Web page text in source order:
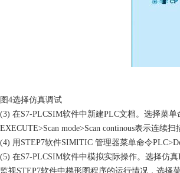
图 4选择仿真调试
(3) 在S7-PLCSIM软件中新建PLC文档。选择菜单
EXECUTE>Scan mode>Scan continous表示连续扫
(4) 用 STEP7软件SIMITIC 管理器菜单命令
(5) 在S7-PLCSIM软件中模拟实际操作。选择仿真
监视STEP7软件中梯形图程序的运行情况，选择